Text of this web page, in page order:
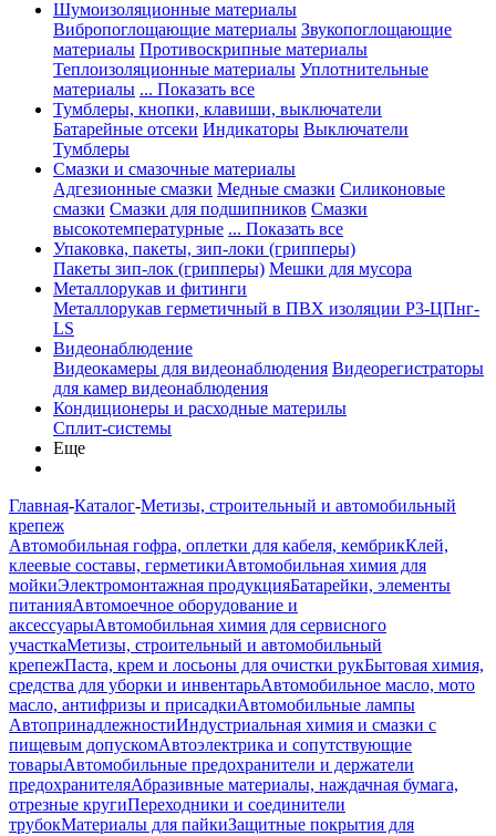
Шумоизоляционные материалы
Вибропоглощающие материалы Звукопоглощающие
материалы Противоскрипные материалы
Теплоизоляционные материалы Уплотнительные
материалы ... Показать все
Тумблеры, кнопки, клавиши, выключатели
Батарейные отсеки Индикаторы Выключатели
Тумблеры
Смазки и смазочные материалы
Адгезионные смазки Медные смазки Силиконовые
смазки Смазки для подшипников Смазки
высокотемпературные ... Показать все
Упаковка, пакеты, зип-локи (грипперы)
Пакеты зип-лок (грипперы) Мешки для мусора
Металлорукав и фитинги
Металлорукав герметичный в ПВХ изоляции Р3-ЦПнг-
LS
Видеонаблюдение
Видеокамеры для видеонаблюдения Видеорегистраторы
для камер видеонаблюдения
Кондиционеры и расходные материлы
Сплит-системы
Еще
Главная-Каталог-Метизы, строительный и автомобильный
крепеж
Автомобильная гофра, оплетки для кабеля, кембрикКлей,
клеевые составы, герметикиАвтомобильная химия для
мойкиЭлектромонтажная продукцияБатарейки, элементы
питанияАвтомоечное оборудование и
аксессуарыАвтомобильная химия для сервисного
участкаМетизы, строительный и автомобильный
крепежПаста, крем и лосьоны для очистки рукБытовая химия,
средства для уборки и инвентарьАвтомобильное масло, мото
масло, антифризы и присадкиАвтомобильные лампы
АвтопринадлежностиИндустриальная химия и смазки с
пищевым допускомАвтоэлектрика и сопутствующие
товарыАвтомобильные предохранители и держатели
предохранителяАбразивные материалы, наждачная бумага,
отрезные кругиПереходники и соединители
трубокМатериалы для пайкиЗащитные покрытия для